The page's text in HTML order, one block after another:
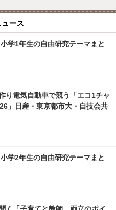
ース
小学1年生の自由研究テーマまと
り電気自動車で競う「エコ1チャ
」日産・東京都市大・自技会共
小学2年生の自由研究テーマまと